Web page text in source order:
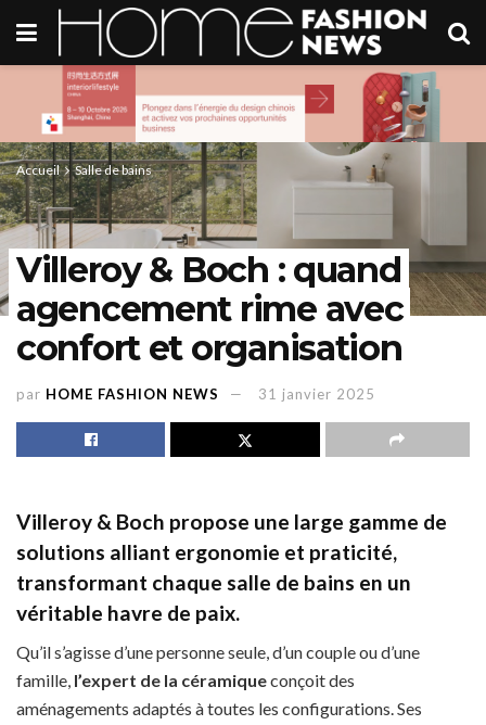
Accueil Salle de bains
Villeroy & Boch : quand
agencement rime avec
confort et organisation
par HOME FASHION NEWS 31 janvier 2025
Villeroy & Boch propose une large gamme de
solutions alliant ergonomie et praticité,
transformant chaque salle de bains en un
véritable havre de paix.
Qu’il s’agisse d’une personne seule, d’un couple ou d’une
famille, l’expert de la céramiqueconçoit des
aménagements adaptés à toutes les configurations. Ses